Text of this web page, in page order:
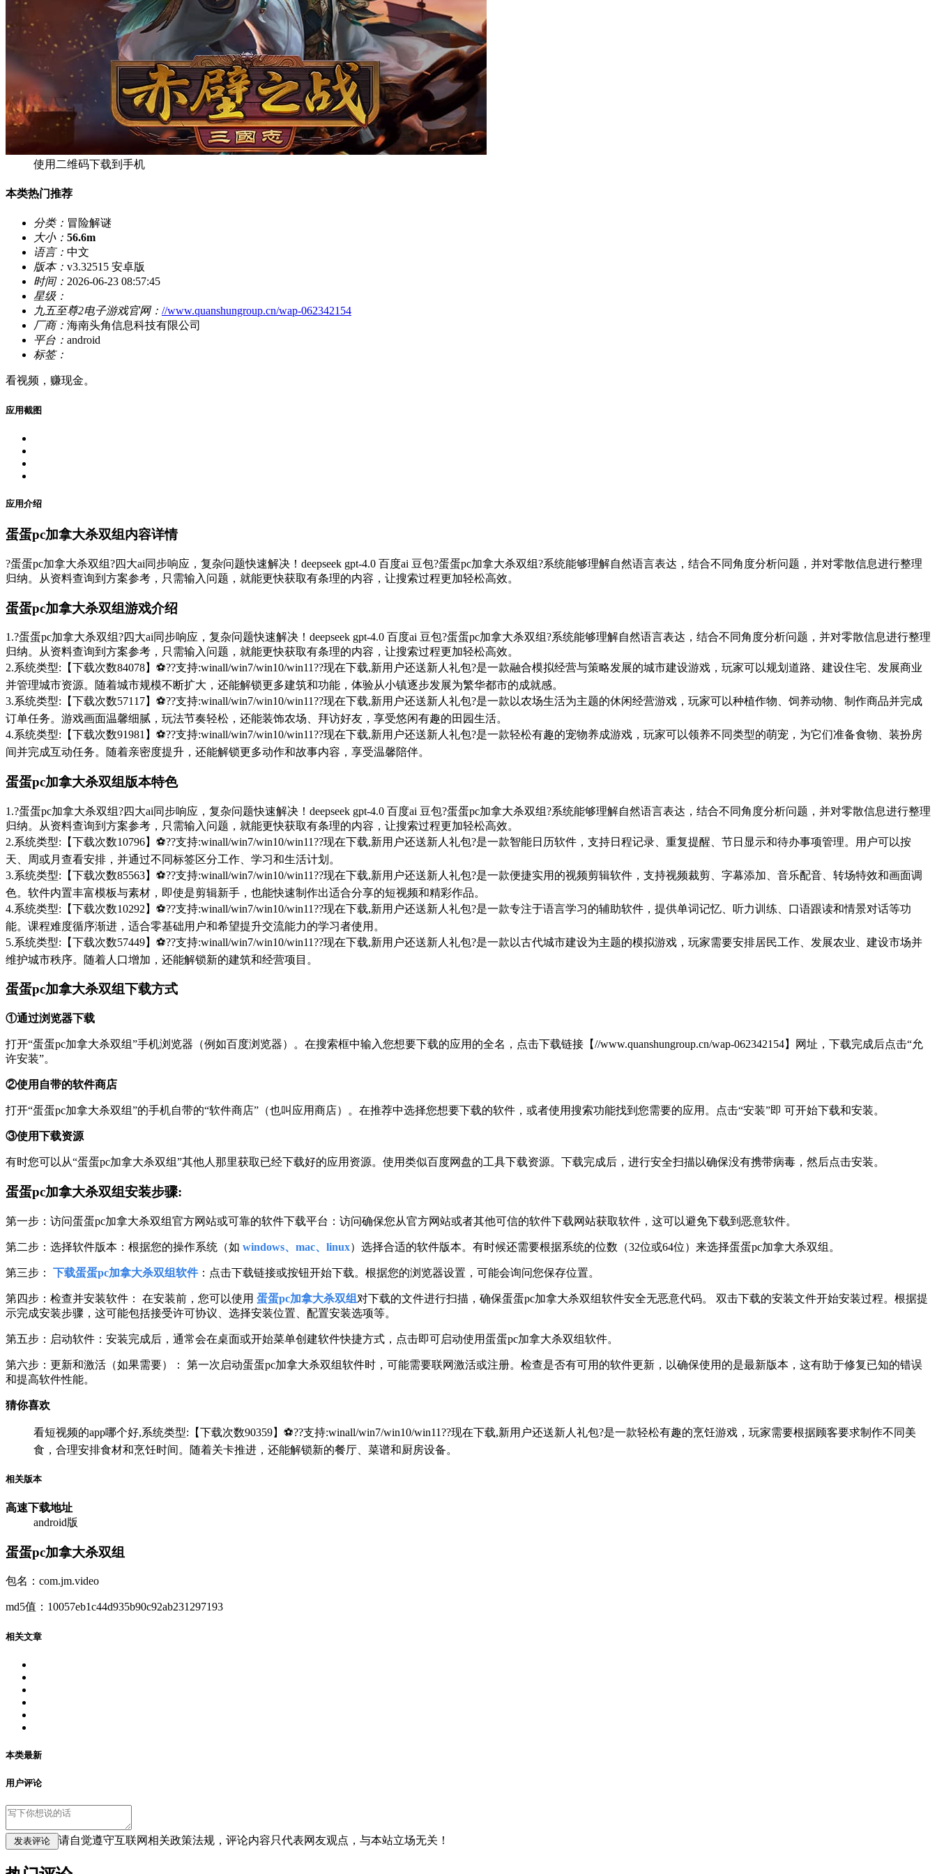
使用二维码下载到手机
本类热门推荐
分类： 冒险解谜
大小： 56.6m
语言： 中文
版本： v3.32515 安卓版
时间： 2026-06-23 08:57:45
星级：
九五至尊2电子游戏官网： //www.quanshungroup.cn/wap-062342154
厂商： 海南头角信息科技有限公司
平台： android
标签：
看视频，赚现金。
应用截图
应用介绍
蛋蛋pc加拿大杀双组内容详情
?蛋蛋pc加拿大杀双组?四大ai同步响应，复杂问题快速解决！deepseek gpt-4.0 百度ai 豆包?蛋蛋pc加拿大杀双组?系统能够理解自然语言表达，结合不同角度分析问题，并对零散信息进行整理
归纳。从资料查询到方案参考，只需输入问题，就能更快获取有条理的内容，让搜索过程更加轻松高效。
蛋蛋pc加拿大杀双组游戏介绍
1.?蛋蛋pc加拿大杀双组?四大ai同步响应，复杂问题快速解决！deepseek gpt-4.0 百度ai 豆包?蛋蛋pc加拿大杀双组?系统能够理解自然语言表达，结合不同角度分析问题，并对零散信息进行整理
归纳。从资料查询到方案参考，只需输入问题，就能更快获取有条理的内容，让搜索过程更加轻松高效。
2.系统类型:【下载次数84078】⚽??支持:winall/win7/win10/win11??现在下载,新用户还送新人礼包?是一款融合模拟经营与策略发展的城市建设游戏，玩家可以规划道路、建设住宅、发展商业
并管理城市资源。随着城市规模不断扩大，还能解锁更多建筑和功能，体验从小镇逐步发展为繁华都市的成就感。
3.系统类型:【下载次数57117】⚽??支持:winall/win7/win10/win11??现在下载,新用户还送新人礼包?是一款以农场生活为主题的休闲经营游戏，玩家可以种植作物、饲养动物、制作商品并完成
订单任务。游戏画面温馨细腻，玩法节奏轻松，还能装饰农场、拜访好友，享受悠闲有趣的田园生活。
4.系统类型:【下载次数91981】⚽??支持:winall/win7/win10/win11??现在下载,新用户还送新人礼包?是一款轻松有趣的宠物养成游戏，玩家可以领养不同类型的萌宠，为它们准备食物、装扮房
间并完成互动任务。随着亲密度提升，还能解锁更多动作和故事内容，享受温馨陪伴。
蛋蛋pc加拿大杀双组版本特色
1.?蛋蛋pc加拿大杀双组?四大ai同步响应，复杂问题快速解决！deepseek gpt-4.0 百度ai 豆包?蛋蛋pc加拿大杀双组?系统能够理解自然语言表达，结合不同角度分析问题，并对零散信息进行整理
归纳。从资料查询到方案参考，只需输入问题，就能更快获取有条理的内容，让搜索过程更加轻松高效。
2.系统类型:【下载次数10796】⚽??支持:winall/win7/win10/win11??现在下载,新用户还送新人礼包?是一款智能日历软件，支持日程记录、重复提醒、节日显示和待办事项管理。用户可以按
天、周或月查看安排，并通过不同标签区分工作、学习和生活计划。
3.系统类型:【下载次数85563】⚽??支持:winall/win7/win10/win11??现在下载,新用户还送新人礼包?是一款便捷实用的视频剪辑软件，支持视频裁剪、字幕添加、音乐配音、转场特效和画面调
色。软件内置丰富模板与素材，即使是剪辑新手，也能快速制作出适合分享的短视频和精彩作品。
4.系统类型:【下载次数10292】⚽??支持:winall/win7/win10/win11??现在下载,新用户还送新人礼包?是一款专注于语言学习的辅助软件，提供单词记忆、听力训练、口语跟读和情景对话等功
能。课程难度循序渐进，适合零基础用户和希望提升交流能力的学习者使用。
5.系统类型:【下载次数57449】⚽??支持:winall/win7/win10/win11??现在下载,新用户还送新人礼包?是一款以古代城市建设为主题的模拟游戏，玩家需要安排居民工作、发展农业、建设市场并
维护城市秩序。随着人口增加，还能解锁新的建筑和经营项目。
蛋蛋pc加拿大杀双组下载方式
①通过浏览器下载
打开“蛋蛋pc加拿大杀双组”手机浏览器（例如百度浏览器）。在搜索框中输入您想要下载的应用的全名，点击下载链接【//www.quanshungroup.cn/wap-062342154】网址，下载完成后点击“允
许安装”。
②使用自带的软件商店
打开“蛋蛋pc加拿大杀双组”的手机自带的“软件商店”（也叫应用商店）。在推荐中选择您想要下载的软件，或者使用搜索功能找到您需要的应用。点击“安装”即 可开始下载和安装。
③使用下载资源
有时您可以从“蛋蛋pc加拿大杀双组”其他人那里获取已经下载好的应用资源。使用类似百度网盘的工具下载资源。下载完成后，进行安全扫描以确保没有携带病毒，然后点击安装。
蛋蛋pc加拿大杀双组安装步骤:
第一步：访问蛋蛋pc加拿大杀双组官方网站或可靠的软件下载平台：访问确保您从官方网站或者其他可信的软件下载网站获取软件，这可以避免下载到恶意软件。
第二步：选择软件版本：根据您的操作系统（如 windows、mac、linux）选择合适的软件版本。有时候还需要根据系统的位数（32位或64位）来选择蛋蛋pc加拿大杀双组。
第三步： 下载蛋蛋pc加拿大杀双组软件：点击下载链接或按钮开始下载。根据您的浏览器设置，可能会询问您保存位置。
第四步：检查并安装软件： 在安装前，您可以使用 蛋蛋pc加拿大杀双组 对下载的文件进行扫描，确保蛋蛋pc加拿大杀双组软件安全无恶意代码。 双击下载的安装文件开始安装过程。根据提
示完成安装步骤，这可能包括接受许可协议、选择安装位置、配置安装选项等。
第五步：启动软件：安装完成后，通常会在桌面或开始菜单创建软件快捷方式，点击即可启动使用蛋蛋pc加拿大杀双组软件。
第六步：更新和激活（如果需要）： 第一次启动蛋蛋pc加拿大杀双组软件时，可能需要联网激活或注册。检查是否有可用的软件更新，以确保使用的是最新版本，这有助于修复已知的错误
和提高软件性能。
猜你喜欢
看短视频的app哪个好,系统类型:【下载次数90359】⚽??支持:winall/win7/win10/win11??现在下载,新用户还送新人礼包?是一款轻松有趣的烹饪游戏，玩家需要根据顾客要求制作不同美
食，合理安排食材和烹饪时间。随着关卡推进，还能解锁新的餐厅、菜谱和厨房设备。
相关版本
高速下载地址
android版
蛋蛋pc加拿大杀双组
包名：com.jm.video
md5值：10057eb1c44d935b90c92ab231297193
相关文章
本类最新
用户评论
请自觉遵守互联网相关政策法规，评论内容只代表网友观点，与本站立场无关！